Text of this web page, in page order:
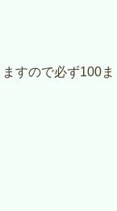
すので必ず100ま